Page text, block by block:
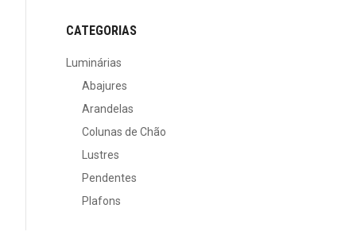
CATEGORIAS
Luminárias
Abajures
Arandelas
Colunas de Chão
Lustres
Pendentes
Plafons